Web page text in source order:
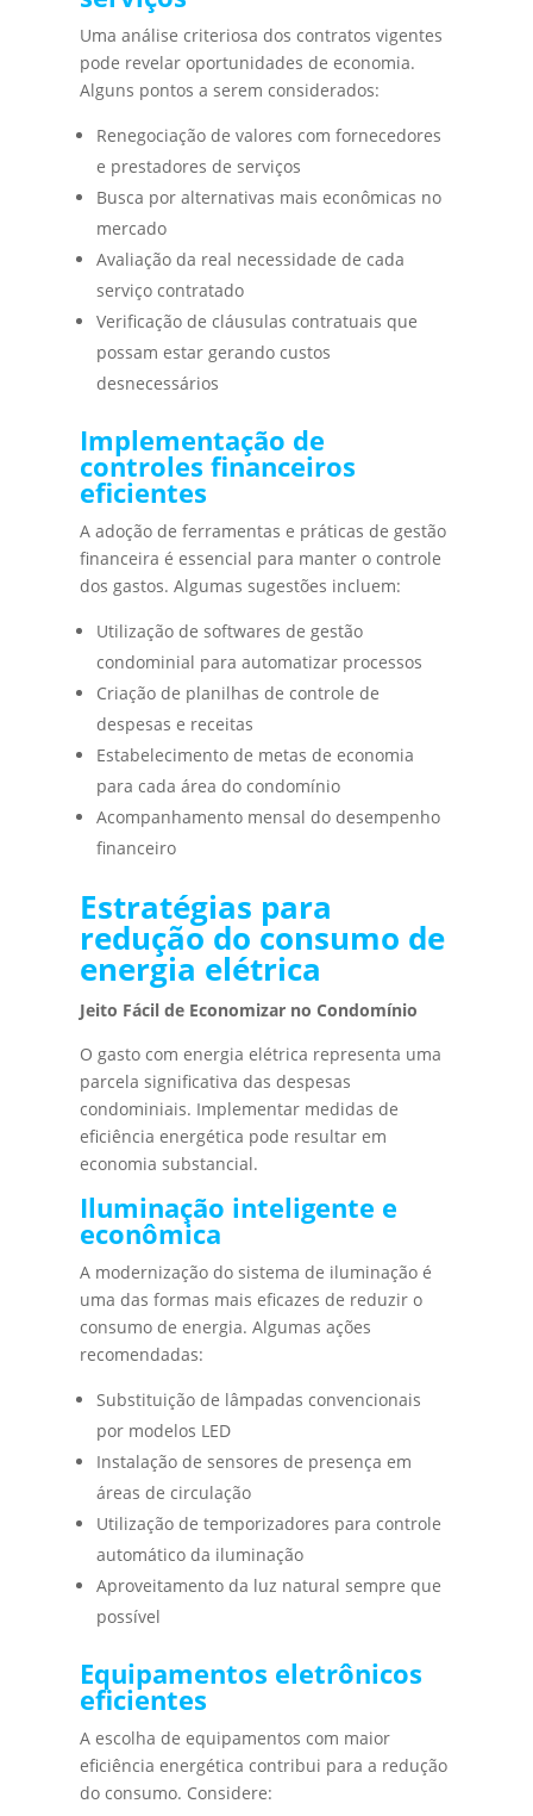
Uma análise criteriosa dos contratos vigentes
pode revelar oportunidades de economia.
Alguns pontos a serem considerados:
Renegociação de valores com fornecedores
e prestadores de serviços
Busca por alternativas mais econômicas no
mercado
Avaliação da real necessidade de cada
serviço contratado
Verificação de cláusulas contratuais que
possam estar gerando custos
desnecessários
Implementação de
controles financeiros
eficientes
A adoção de ferramentas e práticas de gestão
financeira é essencial para manter o controle
dos gastos. Algumas sugestões incluem:
Utilização de softwares de gestão
condominial para automatizar processos
Criação de planilhas de controle de
despesas e receitas
Estabelecimento de metas de economia
para cada área do condomínio
Acompanhamento mensal do desempenho
financeiro
Estratégias para
redução do consumo de
energia elétrica
Jeito Fácil de Economizar no Condomínio
O gasto com energia elétrica representa uma
parcela significativa das despesas
condominiais. Implementar medidas de
eficiência energética pode resultar em
economia substancial.
Iluminação inteligente e
econômica
A modernização do sistema de iluminação é
uma das formas mais eficazes de reduzir o
consumo de energia. Algumas ações
recomendadas:
Substituição de lâmpadas convencionais
por modelos LED
Instalação de sensores de presença em
áreas de circulação
Utilização de temporizadores para controle
automático da iluminação
Aproveitamento da luz natural sempre que
possível
Equipamentos eletrônicos
eficientes
A escolha de equipamentos com maior
eficiência energética contribui para a redução
do consumo. Considere: